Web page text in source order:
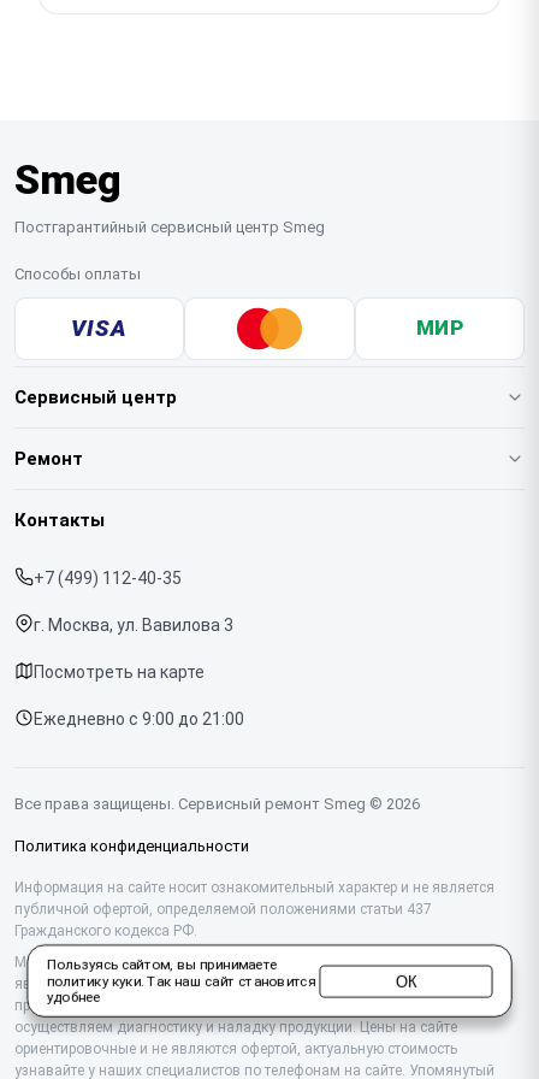
работ, а на все комплектующие также
Smeg
Постгарантийный сервисный центр Smeg
Способы оплаты
VISA МИР
Сервисный центр
О нашем сервисе
Срочный ремонт
Доставка и способы оплаты
Диагностика
Контакты
Ремонт
Кофемашин
Винных шкафов
Вакууматоров
Вытяжек
Миксеров
Соковыжималок
Тостеров
Контакты
+7 (499) 112-40-35
г. Москва, ул. Вавилова 3
Посмотреть на карте
Ежедневно с 9:00 до 21:00
Все права защищены. Сервисный ремонт Smeg © 2026
Политика конфиденциальности
Информация на сайте носит ознакомительный характер и не является
публичной офертой, определяемой положениями статьи 437
Гражданского кодекса РФ.
Мы специализируемся на обслуживании и ремонте техники Smeg, но не
являемся их официальным представителем. Предоставляем
профессиональные услуги после истечения гарантии, а также
осуществляем диагностику и наладку продукции. Цены на сайте
ориентировочные и не являются офертой, актуальную стоимость
узнавайте у наших специалистов по телефонам на сайте. Упомянутый
Пользуясь сайтом, вы принимаете
политику куки. Так наш сайт становится
удобнее
ОК